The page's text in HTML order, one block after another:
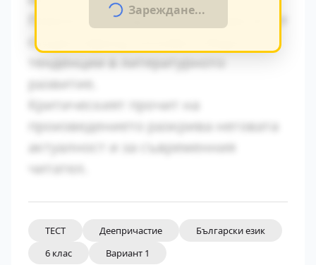
Паралелите с други произведения от
същия период показват общите
развитие.
Критическият прочит на
произведението разкрива неговата
актуалност и за съвременния
читател.
Зареждане...
ТЕСТ Деепричастие
Български език
6 клас
Вариант 1